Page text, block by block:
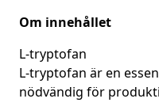
Om innehållet
L-tryptofan
L-tryptofan är en
nödvändig för